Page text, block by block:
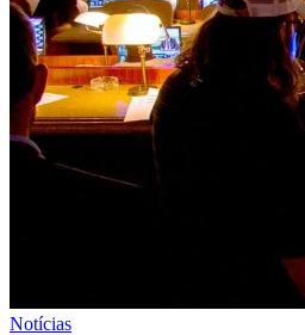
Notícias